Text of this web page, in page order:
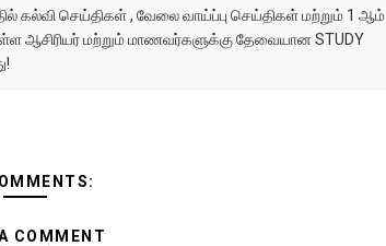
கல்வி செய்திகள் , வேலை வாய்ப்பு செய்திகள் மற்றும் 1 ஆம்
ஆசிரியர் மற்றும் மாணவர்களுக்கு தேவையான STUDY
COMMENT